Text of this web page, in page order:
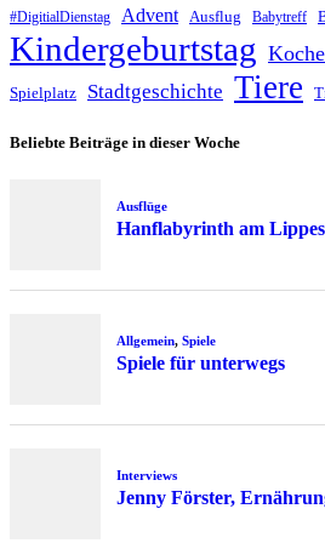
#DigitialDienstag Advent Ausflug Babytreff
Kindergeburtstag
Spielplatz Stadtgeschichte Tiere
Beliebte Beiträge in dieser Woche
Ausflüge
Hanflabyrinth am
Allgemein, Spiele
Spiele für unterwegs
Interviews
Jenny Förster,